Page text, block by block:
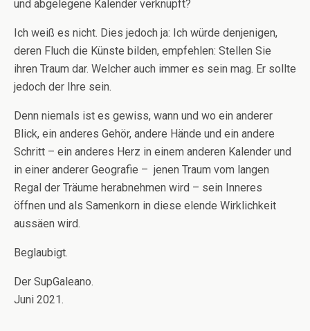
und abgelegene Kalender verknüpft?
Ich weiß es nicht. Dies jedoch ja: Ich würde denjenigen,
deren Fluch die Künste bilden, empfehlen: Stellen Sie
ihren Traum dar. Welcher auch immer es sein mag. Er sollte
jedoch der Ihre sein.
Denn niemals ist es gewiss, wann und wo ein anderer
Blick, ein anderes Gehör, andere Hände und ein andere
Schritt – ein anderes Herz in einem anderen Kalender und
in einer anderer Geografie – jenen Traum vom langen
Regal der Träume herabnehmen wird – sein Inneres
öffnen und als Samenkorn in diese elende Wirklichkeit
aussäen wird.
Beglaubigt.
Der SupGaleano.
Juni 2021.